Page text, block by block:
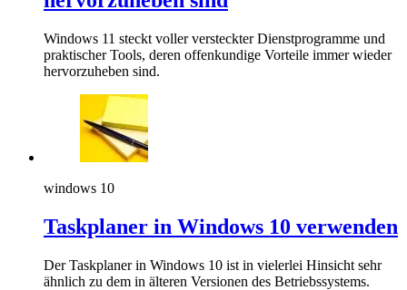
Windows 11 steckt voller versteckter Dienstprogramme und
praktischer Tools, deren offenkundige Vorteile immer wieder
hervorzuheben sind.
windows 10
Taskplaner in Windows 10 verwenden
Der Taskplaner in Windows 10 ist in vielerlei Hinsicht sehr
ähnlich zu dem in älteren Versionen des Betriebssystems.